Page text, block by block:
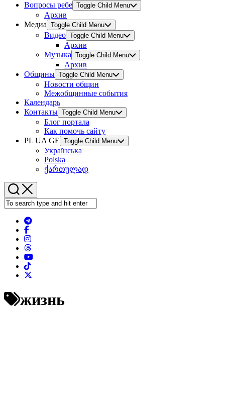
Вопросы ребе Toggle Child Menu
Архив
Медиа Toggle Child Menu
Видео Toggle Child Menu
Архив
Музыка Toggle Child Menu
Архив
Общины Toggle Child Menu
Новости общин
Межобщинные события
Календарь
Контакты Toggle Child Menu
Блог портала
Как помочь сайту
PL UA GE Toggle Child Menu
Українська
Polska
ქართულად
жизнь